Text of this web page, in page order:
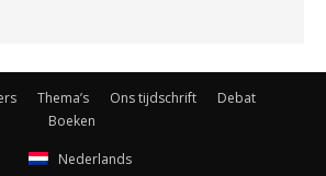
Thema’s Ons tijdschrift
Debat
Boeken
Nederlands